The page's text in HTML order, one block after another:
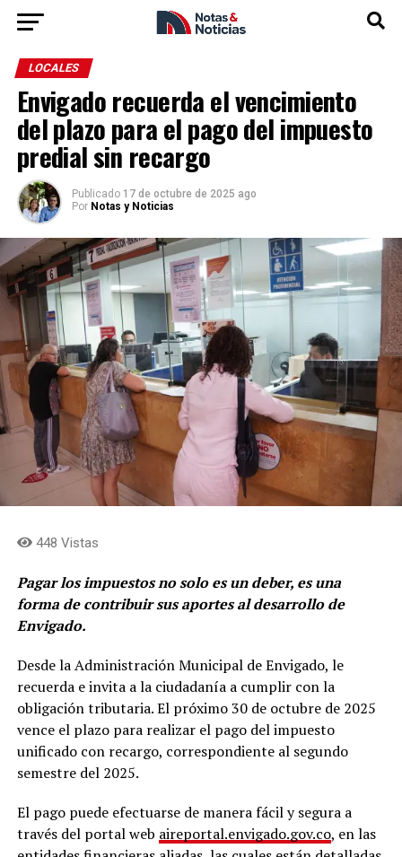
LOCALES
Envigado recuerda el vencimiento
del plazo para el pago del impuesto
predial sin recargo
Publicado 17 de octubre de 2025 ago
Por Notas y Noticias
448 Vistas
Pagar los impuestos no solo es un deber, es una
forma de contribuir sus aportes al desarrollo de
Envigado.
Desde la Administración Municipal de Envigado, le
recuerda e invita a la ciudadanía a cumplir con la
obligación tributaria. El próximo 30 de octubre de 2025
vence el plazo para realizar el pago del impuesto
unificado con recargo, correspondiente al segundo
semestre del 2025.
El pago puede efectuarse de manera fácil y segura a
través del portal web aireportal.envigado.gov.co, en las